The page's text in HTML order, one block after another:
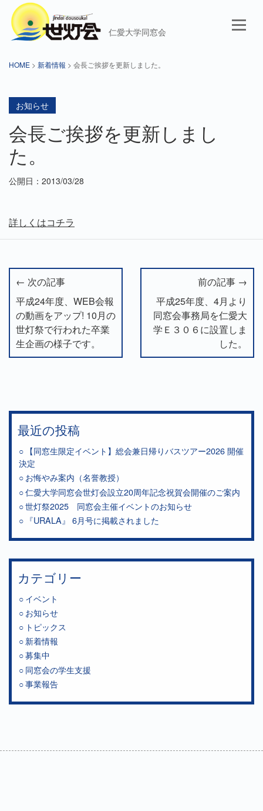
仁愛大学同窓会
HOME > 新着情報 > 会長ご挨拶を更新しました。
お知らせ
会長ご挨拶を更新しまし
た。
公開日：2013/03/28
詳しくはコチラ
← 次の記事
平成24年度、WEB会報
の動画をアップ! 10月の
世灯祭で行われた卒業
生企画の様子です。
前の記事 →
平成25年度、4月より
同窓会事務局を仁愛大
学Ｅ３０６に設置しま
した。
最近の投稿
【同窓生限定イベント】総会兼日帰りバスツアー2026 開催
決定
お悔やみ案内（名誉教授）
仁愛大学同窓会世灯会設立20周年記念祝賀会開催のご案内
世灯祭2025 同窓会主催イベントのお知らせ
『URALA』 6月号に掲載されました
カテゴリー
イベント
お知らせ
トピックス
新着情報
募集中
同窓会の学生支援
事業報告